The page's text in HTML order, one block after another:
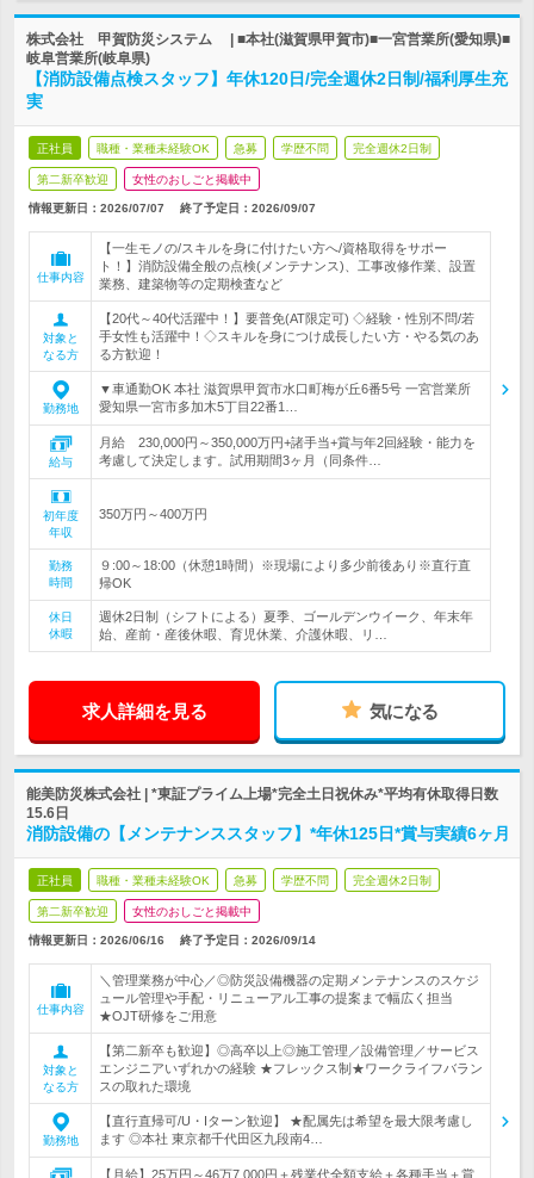
株式会社 甲賀防災システム | ■本社(滋賀県甲賀市)■一宮営業所(愛知県)■
岐阜営業所(岐阜県)
【消防設備点検スタッフ】年休120日/完全週休2日制/福利厚生充
実
正社員 職種・業種未経験OK 急募 学歴不問 完全週休2日制
第二新卒歓迎 女性のおしごと掲載中
情報更新日：2026/07/07 終了予定日： 2026/09/07
仕事内容
【一生モノの/スキルを身に付けたい方へ/資格取得をサポー
ト！】消防設備全般の点検(メンテナンス)、工事改修作業、設置
業務、建築物等の定期検査など
対象と
なる方
【20代～40代活躍中！】要普免(AT限定可) ◇経験・性別不問/若
手女性も活躍中！◇スキルを身につけ成長したい方・やる気のあ
る方歓迎！
勤務地
▼車通勤OK 本社 滋賀県甲賀市水口町梅が丘6番5号 一宮営業所
愛知県一宮市多加木5丁目22番1…
給与
月給 230,000円～350,000万円+諸手当+賞与年2回経験・能力を
考慮して決定します。試用期間3ヶ月（同条件…
初年度
年収
350万円～400万円
勤務
時間
９:00～18:00（休憩1時間）※現場により多少前後あり※直行直
帰OK
休日
休暇
週休2日制（シフトによる）夏季、ゴールデンウイーク、年末年
始、産前・産後休暇、育児休業、介護休暇、リ…
求人詳細を見る 気になる
能美防災株式会社 | *東証プライム上場*完全土日祝休み*平均有休取得日数
15.6日
消防設備の【メンテナンススタッフ】*年休125日*賞与実績6ヶ月
正社員 職種・業種未経験OK 急募 学歴不問 完全週休2日制
第二新卒歓迎 女性のおしごと掲載中
情報更新日：2026/06/16 終了予定日： 2026/09/14
仕事内容
＼管理業務が中心／◎防災設備機器の定期メンテナンスのスケジ
ュール管理や手配・リニューアル工事の提案まで幅広く担当
★OJT研修をご用意
対象と
なる方
【第二新卒も歓迎】◎高卒以上◎施工管理／設備管理／サービス
エンジニアいずれかの経験 ★フレックス制★ワークライフバラン
スの取れた環境
勤務地
【直行直帰可/U・Iターン歓迎】 ★配属先は希望を最大限考慮し
ます ◎本社 東京都千代田区九段南4…
【月給】25万円～46万7,000円＋残業代全額支給＋各種手当＋賞